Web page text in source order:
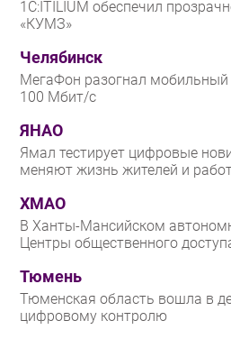
1С:ITILIUM обеспечил
«КУМЗ»
Челябинск
МегаФон разогнал мобильный
100 Мбит/с
ЯНАО
Ямал тестирует цифровые
меняют жизнь жителей и
ХМАО
В Ханты-Мансийском
Центры общественного
Тюмень
Тюменская область вошла в
цифровому контролю